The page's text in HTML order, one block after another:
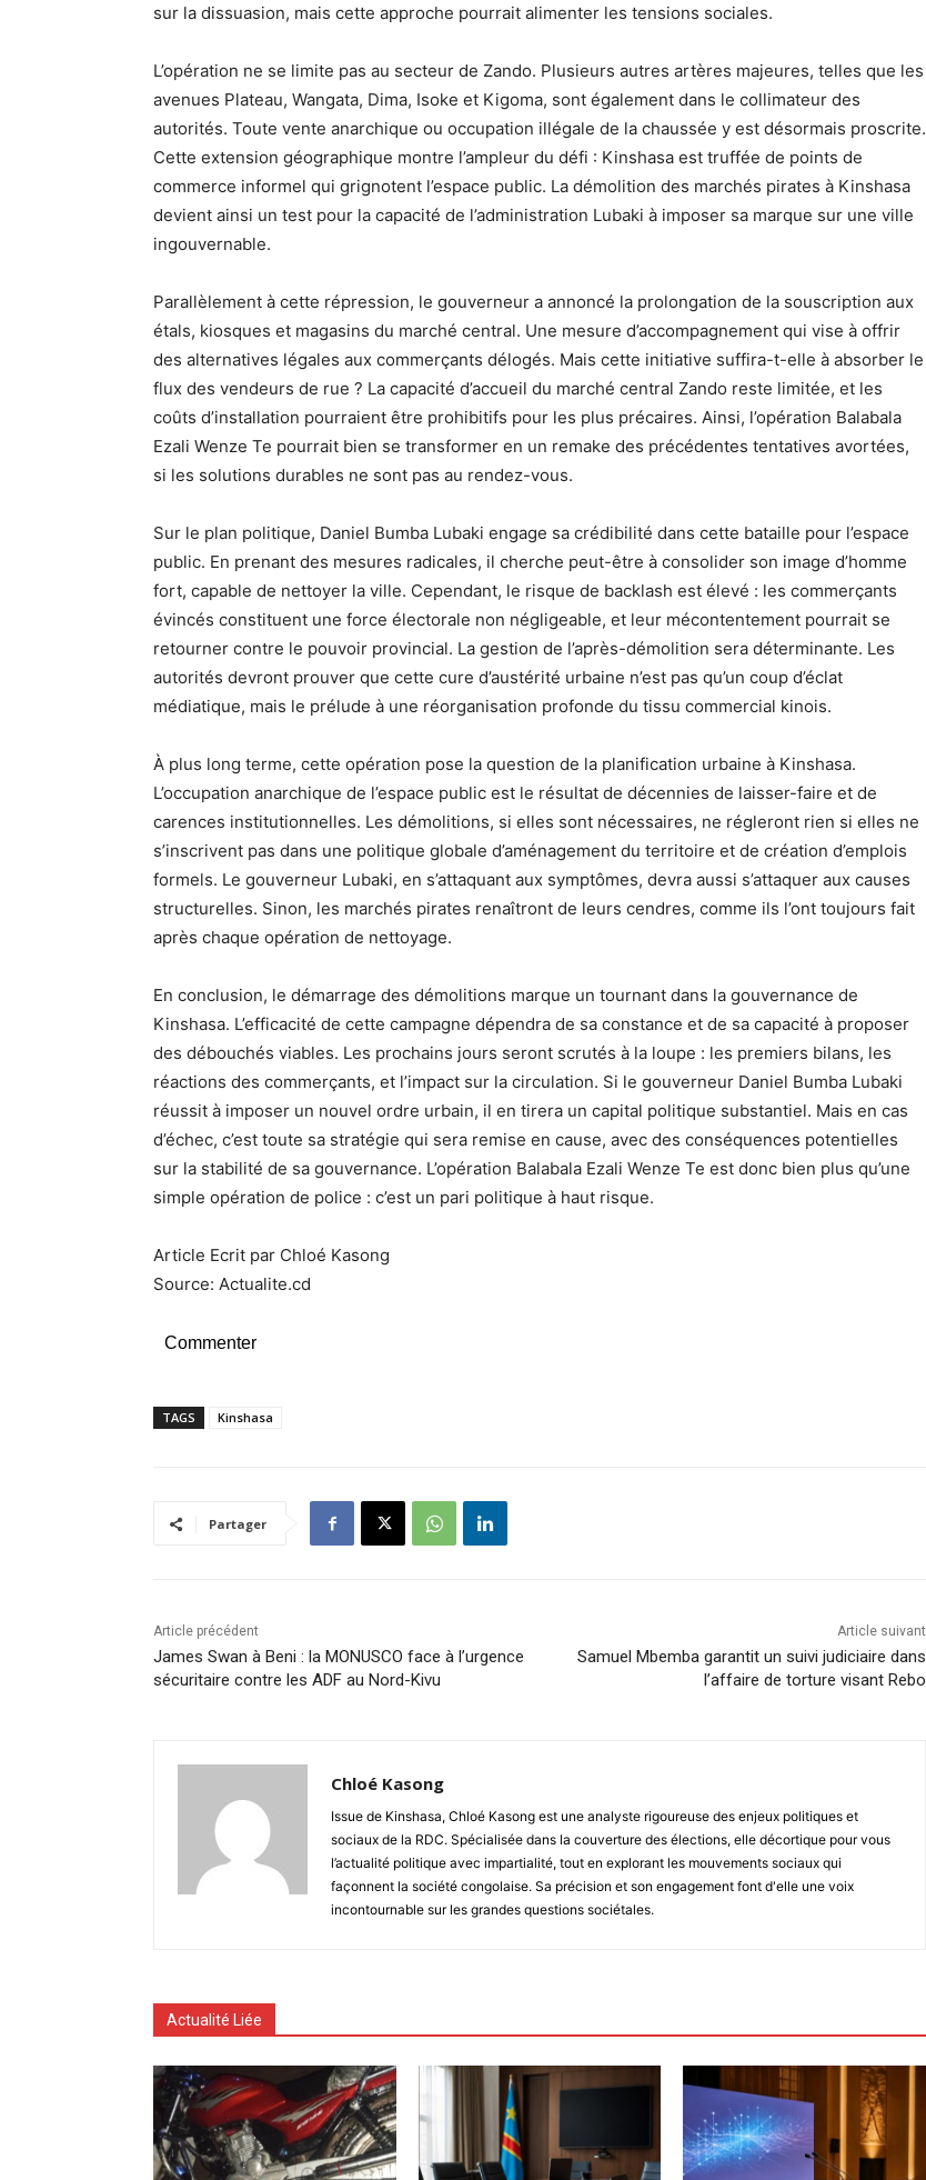
sur la dissuasion, mais cette approche pourrait alimenter les tensions sociales.
L’opération ne se limite pas au secteur de Zando. Plusieurs autres artères majeures, telles que les
avenues Plateau, Wangata, Dima, Isoke et Kigoma, sont également dans le collimateur des
autorités. Toute vente anarchique ou occupation illégale de la chaussée y est désormais proscrite.
Cette extension géographique montre l’ampleur du défi : Kinshasa est truffée de points de
commerce informel qui grignotent l’espace public. La démolition des marchés pirates à Kinshasa
devient ainsi un test pour la capacité de l’administration Lubaki à imposer sa marque sur une ville
ingouvernable.
Parallèlement à cette répression, le gouverneur a annoncé la prolongation de la souscription aux
étals, kiosques et magasins du marché central. Une mesure d’accompagnement qui vise à offrir
des alternatives légales aux commerçants délogés. Mais cette initiative suffira-t-elle à absorber le
flux des vendeurs de rue ? La capacité d’accueil du marché central Zando reste limitée, et les
coûts d’installation pourraient être prohibitifs pour les plus précaires. Ainsi, l’opération Balabala
Ezali Wenze Te pourrait bien se transformer en un remake des précédentes tentatives avortées,
si les solutions durables ne sont pas au rendez-vous.
Sur le plan politique, Daniel Bumba Lubaki engage sa crédibilité dans cette bataille pour l’espace
public. En prenant des mesures radicales, il cherche peut-être à consolider son image d’homme
fort, capable de nettoyer la ville. Cependant, le risque de backlash est élevé : les commerçants
évincés constituent une force électorale non négligeable, et leur mécontentement pourrait se
retourner contre le pouvoir provincial. La gestion de l’après-démolition sera déterminante. Les
autorités devront prouver que cette cure d’austérité urbaine n’est pas qu’un coup d’éclat
médiatique, mais le prélude à une réorganisation profonde du tissu commercial kinois.
À plus long terme, cette opération pose la question de la planification urbaine à Kinshasa.
L’occupation anarchique de l’espace public est le résultat de décennies de laisser-faire et de
carences institutionnelles. Les démolitions, si elles sont nécessaires, ne régleront rien si elles ne
s’inscrivent pas dans une politique globale d’aménagement du territoire et de création d’emplois
formels. Le gouverneur Lubaki, en s’attaquant aux symptômes, devra aussi s’attaquer aux causes
structurelles. Sinon, les marchés pirates renaîtront de leurs cendres, comme ils l’ont toujours fait
après chaque opération de nettoyage.
En conclusion, le démarrage des démolitions marque un tournant dans la gouvernance de
Kinshasa. L’efficacité de cette campagne dépendra de sa constance et de sa capacité à proposer
des débouchés viables. Les prochains jours seront scrutés à la loupe : les premiers bilans, les
réactions des commerçants, et l’impact sur la circulation. Si le gouverneur Daniel Bumba Lubaki
réussit à imposer un nouvel ordre urbain, il en tirera un capital politique substantiel. Mais en cas
d’échec, c’est toute sa stratégie qui sera remise en cause, avec des conséquences potentielles
sur la stabilité de sa gouvernance. L’opération Balabala Ezali Wenze Te est donc bien plus qu’une
simple opération de police : c’est un pari politique à haut risque.
Article Ecrit par Chloé Kasong
Source: Actualite.cd
Commenter
TAGS Kinshasa
Partager
Article précédent
James Swan à Beni : la MONUSCO face à l’urgence
sécuritaire contre les ADF au Nord-Kivu
Article suivant
Samuel Mbemba garantit un suivi judiciaire dans
l’affaire de torture visant Rebo
Chloé Kasong
Issue de Kinshasa, Chloé Kasong est une analyste rigoureuse des enjeux politiques et
sociaux de la RDC. Spécialisée dans la couverture des élections, elle décortique pour vous
l’actualité politique avec impartialité, tout en explorant les mouvements sociaux qui
façonnent la société congolaise. Sa précision et son engagement font d'elle une voix
incontournable sur les grandes questions sociétales.
Actualité Liée